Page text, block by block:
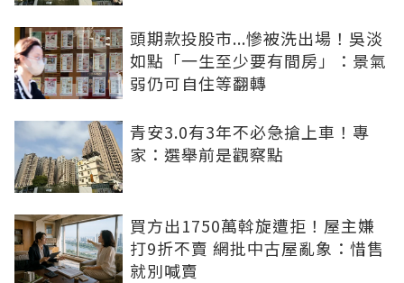
頭期款投股市...慘被洗出場！吳淡
如點「一生至少要有間房」：景氣
弱仍可自住等翻轉
青安3.0有3年不必急搶上車！專
家：選舉前是觀察點
買方出1750萬斡旋遭拒！屋主嫌
打9折不賣 網批中古屋亂象：惜售
就別喊賣